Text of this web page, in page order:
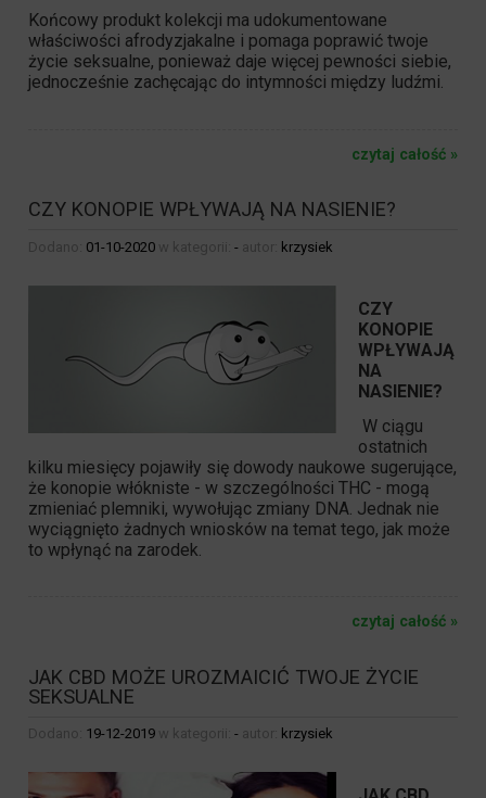
Końcowy produkt kolekcji ma udokumentowane
właściwości afrodyzjakalne i pomaga poprawić twoje
życie seksualne, ponieważ daje więcej pewności siebie,
jednocześnie zachęcając do intymności między ludźmi.
czytaj całość »
CZY KONOPIE WPŁYWAJĄ NA NASIENIE?
Dodano: 01-10-2020 w kategorii: - autor: krzysiek
CZY
KONOPIE
WPŁYWAJĄ
NA
NASIENIE?
W ciągu
ostatnich
kilku miesięcy pojawiły się dowody naukowe sugerujące,
że konopie włókniste - w szczególności THC - mogą
zmieniać plemniki, wywołując zmiany DNA. Jednak nie
wyciągnięto żadnych wniosków na temat tego, jak może
to wpłynąć na zarodek.
czytaj całość »
JAK CBD MOŻE UROZMAICIĆ TWOJE ŻYCIE
SEKSUALNE
Dodano: 19-12-2019 w kategorii: - autor: krzysiek